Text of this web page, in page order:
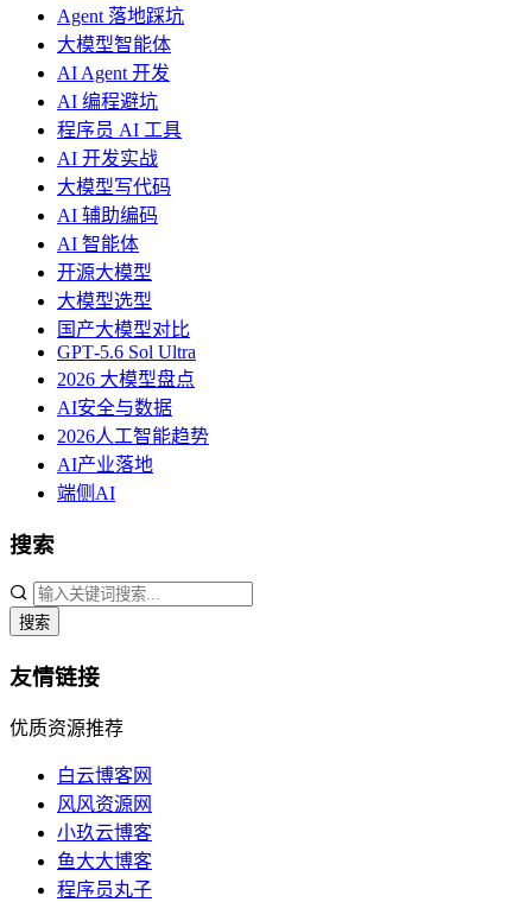
Agent 落地踩坑
大模型智能体
AI Agent 开发
AI 编程避坑
程序员 AI 工具
AI 开发实战
大模型写代码
AI 辅助编码
AI 智能体
开源大模型
大模型选型
国产大模型对比
GPT‑5.6 Sol Ultra
2026 大模型盘点
AI安全与数据
2026人工智能趋势
AI产业落地
端侧AI
搜索
搜索
友情链接
优质资源推荐
白云博客网
风风资源网
小玖云博客
鱼大大博客
程序员丸子